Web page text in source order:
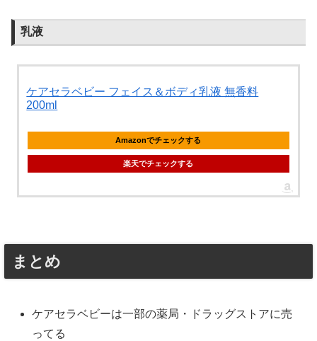
乳液
ケアセラベビー フェイス＆ボディ乳液 無香料
200ml
Amazonでチェックする
楽天でチェックする
まとめ
ケアセラベビーは一部の薬局・ドラッグストアに売
ってる